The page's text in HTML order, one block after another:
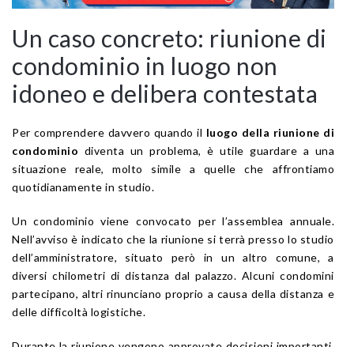
Un caso concreto: riunione di
condominio in luogo non
idoneo e delibera contestata
Per comprendere davvero quando il luogo della riunione di
condominio diventa un problema, è utile guardare a una
situazione reale, molto simile a quelle che affrontiamo
quotidianamente in studio.
Un condominio viene convocato per l’assemblea annuale.
Nell’avviso è indicato che la riunione si terrà presso lo studio
dell’amministratore, situato però in un altro comune, a
diversi chilometri di distanza dal palazzo. Alcuni condomini
partecipano, altri rinunciano proprio a causa della distanza e
delle difficoltà logistiche.